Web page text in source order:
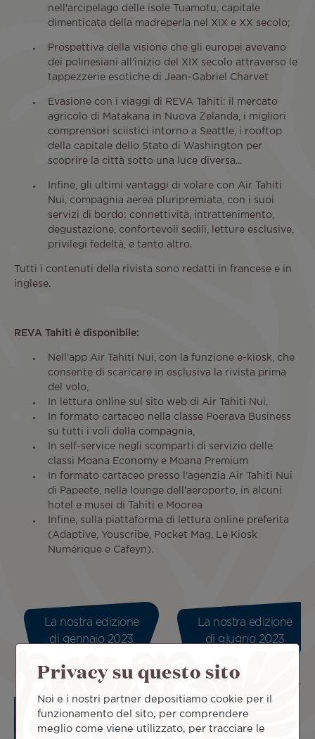
nell'arcipelago delle isole Tuamotu, capitale
dimenticata della madreperla nel XIX e XX secolo;
Prospettiva della visione che gli europei avevano
dei polinesiani all'inizio del XIX secolo attraverso le
tappezzerie esotiche di Jean-Gabriel Charvet
Evasione con i viaggi di REVA Tahiti: il mercato
agricolo di Matakana in Nuova Zelanda, i migliori
comprensori sciistici intorno a Seattle, i rooftop
della capitale dello Stato di Washington per
scoprire la città sotto una luce diversa...
Infine, gli ultimi vantaggi di volare con Air Tahiti
Nui, compagnia aerea pluripremiata, con i suoi
servizi di bordo: connettività, intrattenimento,
degustazione, confortevoli sedili, letture esclusive,
privilegi fedeltà, e tanto altro.
Tutti i contenuti della rivista sono redatti in francese e in
inglese.
REVA Tahiti è disponibile:
Nell'app Air Tahiti Nui, con la funzione e-kiosk, che
consente di scaricare in esclusiva la rivista prima
del volo,
In lettura online sul sito web di Air Tahiti Nui,
In formato cartaceo nella classe Poerava Business
su tutti i voli della compagnia,
In self-service negli scomparti di servizio delle
classi Moana Economy e Moana Premium
In formato cartaceo presso l'agenzia Air Tahiti Nui
di Papeete, nella lounge dell'aeroporto, in alcuni
hotel e musei di Tahiti e Moorea
Infine, sulla piattaforma di lettura online preferita
(Adaptive, Youscribe, Pocket Mag, Le Kiosk
Numérique e Cafeyn).
La nostra edizione
di gennaio 2023
La nostra edizione
di giugno 2023
Privacy su questo sito
Noi e i nostri partner depositiamo cookie per il
funzionamento del sito, per comprendere
meglio come viene utilizzato, per tracciare le